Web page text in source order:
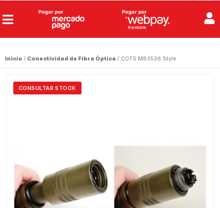
Inicio / Conectividad de Fibra Óptica / COTS M83526 Style
CONSULTAR STOCK